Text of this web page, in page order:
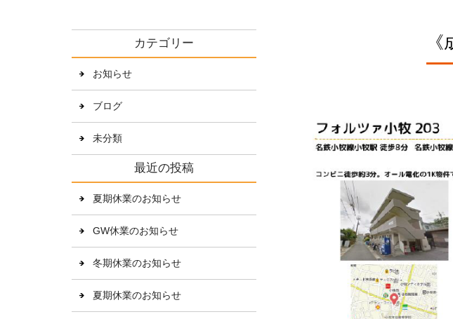
カテゴリー
お知らせ
ブログ
未分類
最近の投稿
夏期休業のお知らせ
GW休業のお知らせ
冬期休業のお知らせ
夏期休業のお知らせ